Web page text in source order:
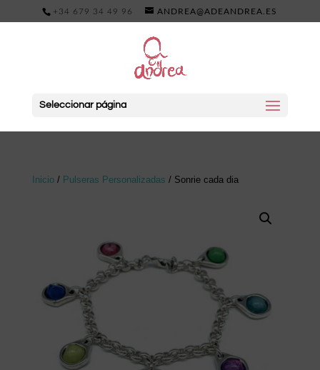
+34 679 34 49 96 ANDREA@ADEANDREA.ES
Seleccionar página
Inicio/ Pulseras Personalizadas / Sonrie cada dia